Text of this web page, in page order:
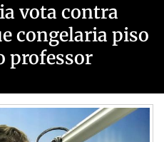
vota contra
congelaria piso
professor